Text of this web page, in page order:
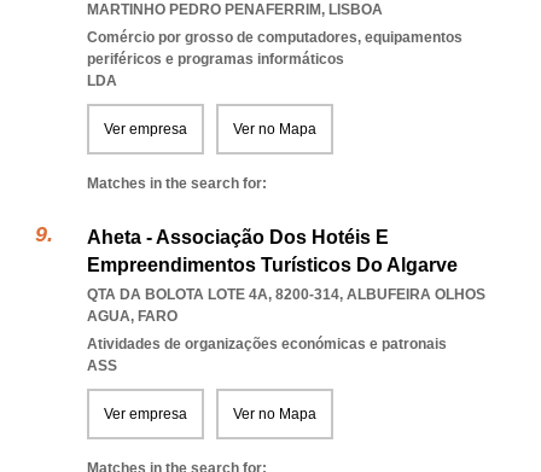
MARTINHO PEDRO PENAFERRIM, LISBOA
Comércio por grosso de computadores, equipamentos
periféricos e programas informáticos
LDA
Ver empresa Ver no Mapa
Matches in the search for:
Aheta - Associação Dos Hotéis E
Empreendimentos Turísticos Do Algarve
QTA DA BOLOTA LOTE 4A, 8200-314, ALBUFEIRA OLHOS
AGUA, FARO
Atividades de organizações económicas e patronais
ASS
Ver empresa Ver no Mapa
Matches in the search for: